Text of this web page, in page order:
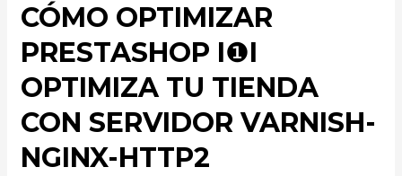
CÓMO OPTIMIZAR
PRESTASHOP I❶I
OPTIMIZA TU TIENDA
CON SERVIDOR VARNISH-
NGINX-HTTP2